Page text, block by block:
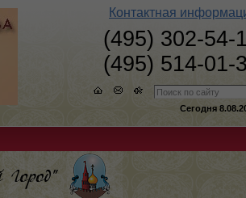
Контактная
(495) 302-54-
(495) 514-01-
Сегодня